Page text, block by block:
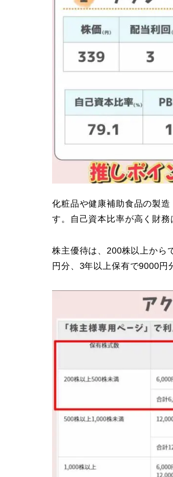
化粧品や健康補助食品の製
す。自己資本比率が高く財務
株主優待は、200株以上から
円分、3年以上保有で9000円